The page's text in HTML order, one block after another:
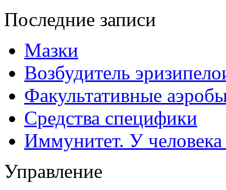
Последние записи
Мазки
Возбудитель
Факультативные
Средства специфики
Иммунитет. У человека
Управление